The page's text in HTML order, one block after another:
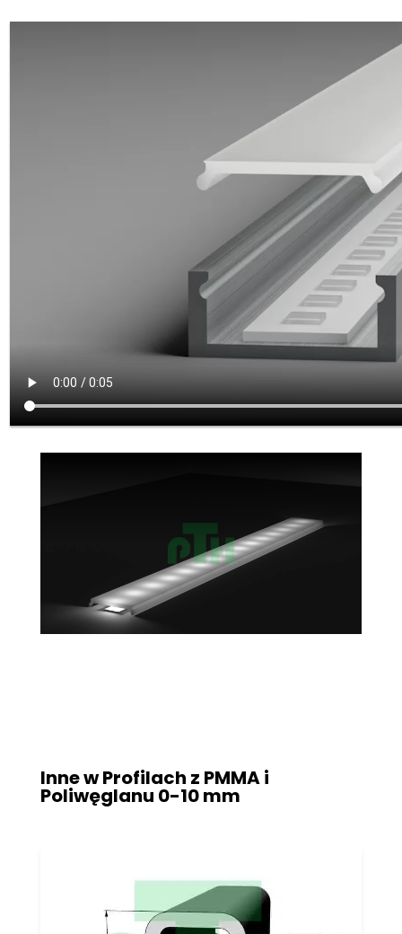
Inne w Profilach z PMMA i
Poliwęglanu 0-10 mm